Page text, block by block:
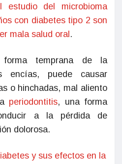
estudio del microbioma
con diabetes tipo 2 son
mala salud oral .
temprana de la
encías, puede causar
o hinchadas, mal aliento
periodontitis, una forma
a la pérdida de
dolorosa.
y sus efectos en la